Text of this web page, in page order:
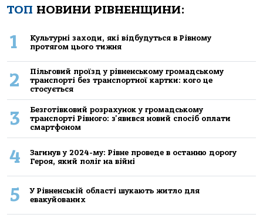
ТОП НОВИНИ РІВНЕНЩИНИ:
1
Культурні заходи, які відбудуться в Рівному
протягом цього тижня
2
Пільговий проїзд у рівненському громадському
транспорті без транспортної картки: кого це
стосується
3
Безготівковий розрахунок у громадському
транспорті Рівного: з'явився новий спосіб оплати
смартфоном
4
Загинув у 2024-му: Рівне проведе в останню дорогу
Героя, який поліг на війні
5
У Рівненській області шукають житло для
евакуйованих